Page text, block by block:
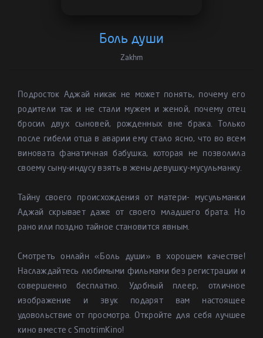
Боль души
Zakhm
Подросток Аджай никак не может понять, почему его
родители так и не стали мужем и женой, почему отец
бросил двух сыновей, рожденных вне брака. Только
после гибели отца в аварии ему стало ясно, что во всем
виновата фанатичная бабушка, которая не позволила
своему сыну-индусу взять в жены девушку-мусульманку.
Тайну своего происхождения от матери- мусульманки
Аджай скрывает даже от своего младшего брата. Но
рано или поздно тайное становится явным.
Смотреть онлайн «Боль души» в хорошем качестве!
Наслаждайтесь любимыми фильмами без регистрации и
совершенно бесплатно. Удобный плеер, отличное
изображение и звук подарят вам настоящее
удовольствие от просмотра. Откройте для себя лучшее
кино вместе с SmotrimKino!